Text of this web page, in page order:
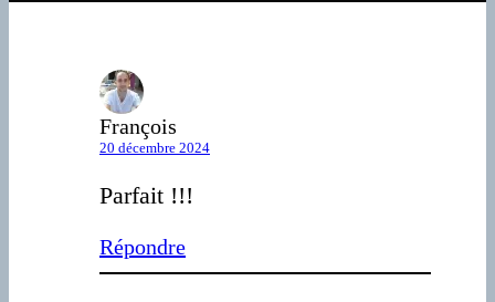
François
20 décembre 2024
Parfait !!!
Répondre